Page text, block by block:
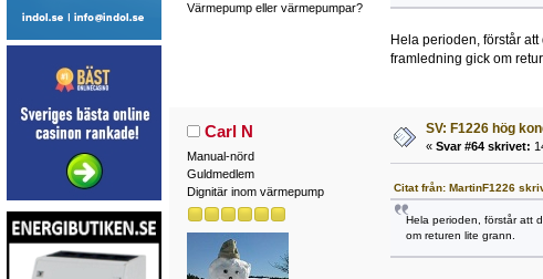
Värmepump eller värmepumpar?
Hela perioden, förstår
framledning gick om
Carl N
Manual-nörd
Guldmedlem
Dignitär inom värmepump
SV: F1226 hög
« Svar #64 skrivet:
Citat från: MartinF1226
Hela perioden, förstår att
om returen lite grann.